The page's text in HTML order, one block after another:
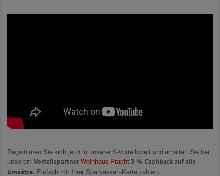
Registrieren Sie sich jetzt in unserer S-Vorteilswelt und erhalten Sie bei
unserem Vorteilspartner Weinhaus Pracht 3 % Cashback auf alle
Umsätze. Einfach mit Ihrer Sparkassen-Karte zahlen.